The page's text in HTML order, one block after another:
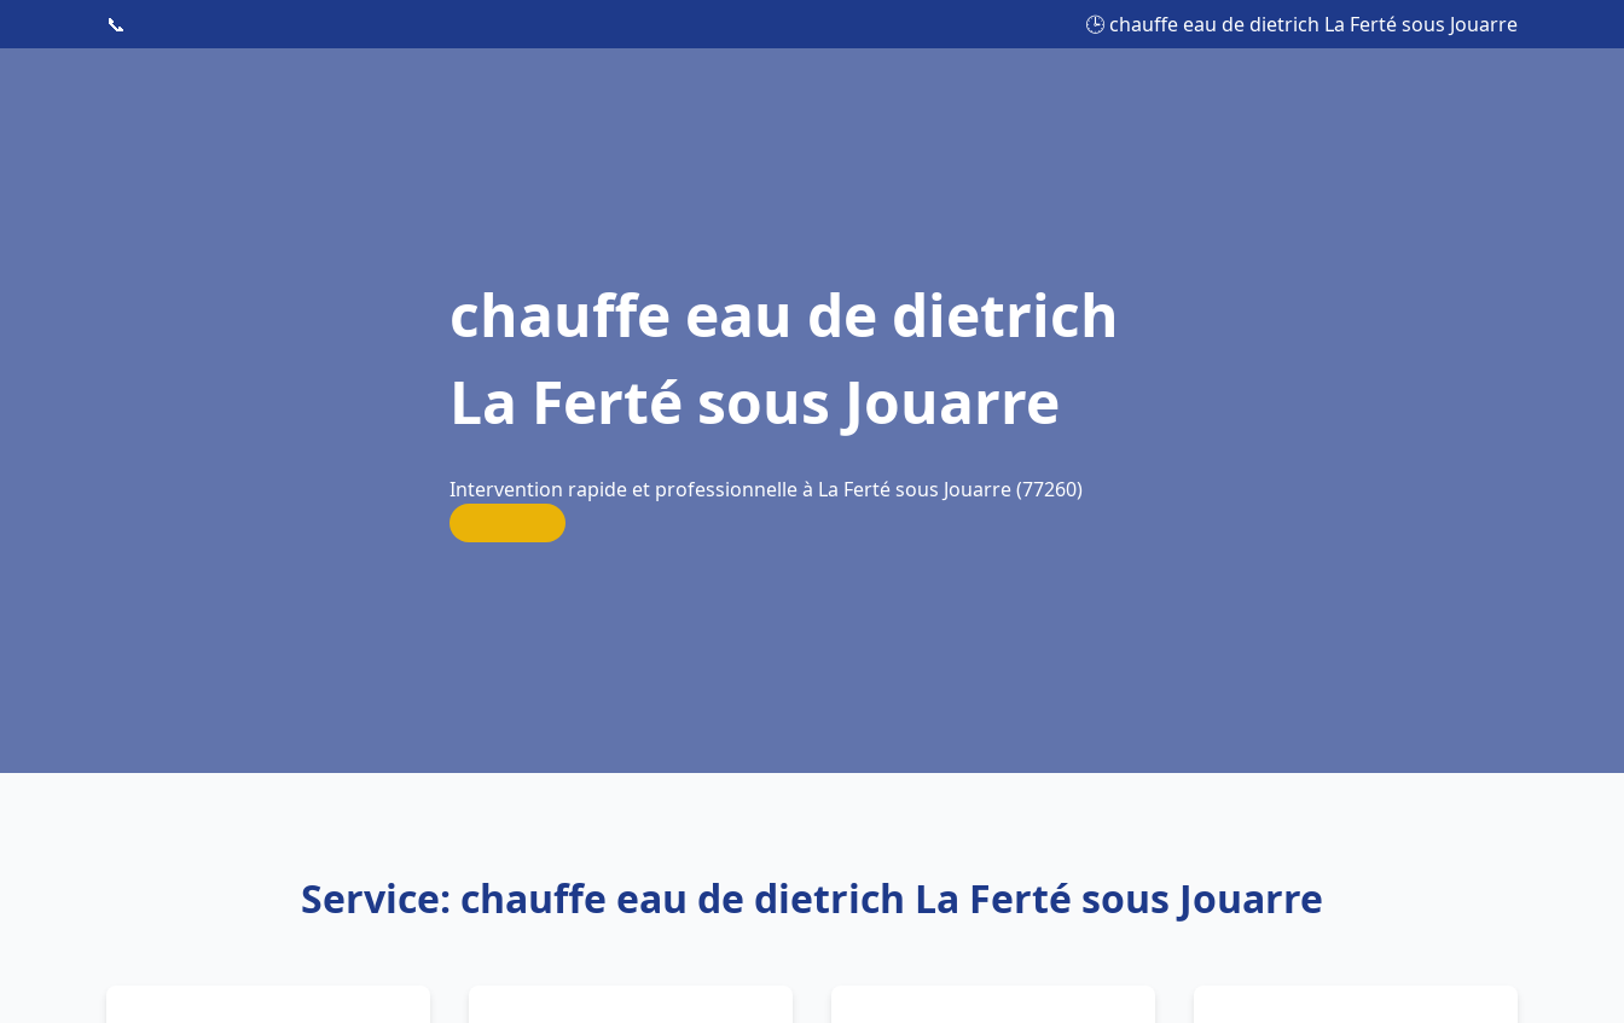
📞 🕒 chauffe eau de dietrich La Ferté sous Jouarre
chauffe eau de dietrich
La Ferté sous Jouarre
Intervention rapide et professionnelle à La Ferté sous Jouarre (77260)
Service: chauffe eau de dietrich La Ferté sous Jouarre